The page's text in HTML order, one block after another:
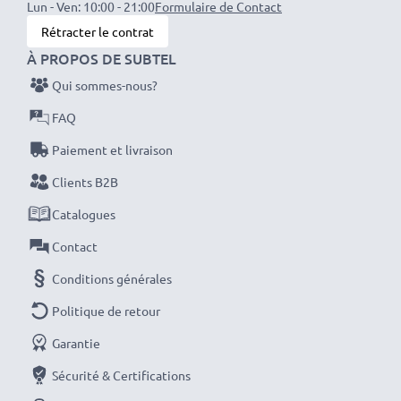
Ampérage de Sortie / Output ampère
1000mA
Puissance / Power Watt
Parfaitement compatible avec:
Active 43 Ready 43 Professional 43 Mamba 4 Becker
Le chargeur fonctionne sur une prise allume-cigare de
voiture et camping car de 12V et également sur une
prise allume-cigare de camion d'une tension de 24V
Lun - Ven: 10:00 - 21:00Formulaire de Contact
Rétracter le contrat
À PROPOS DE SUBTEL
Qui sommes-nous?
FAQ
Paiement et livraison
Clients B2B
Catalogues
Contact
Conditions générales
Politique de retour
Garantie
Sécurité & Certifications